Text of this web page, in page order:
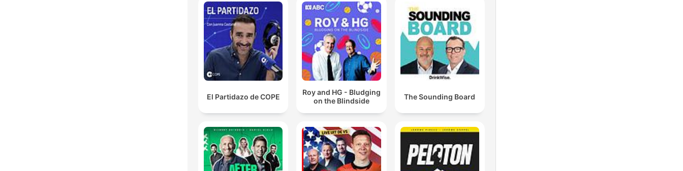
El Partidazo de COPE
Roy and HG - Bludging
on the Blindside
The Sounding Board